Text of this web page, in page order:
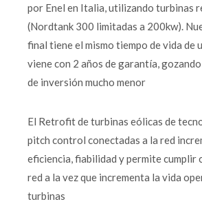
por Enel en Italia, utilizando turbinas
(Nordtank 300 limitadas a 200kw).
final tiene el mismo tiempo de vida de
viene con 2 años de garantía,
de inversión mucho menor
El Retrofit de turbinas eólicas de
pitch control conectadas a la red
eficiencia, fiabilidad y permite cumplir
red a la vez que incrementa la vida
turbinas